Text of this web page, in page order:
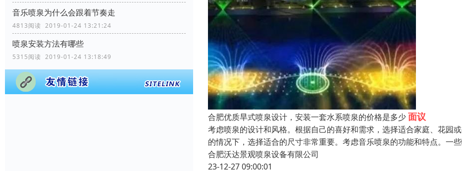
音乐喷泉为什么会跟着节奏走
4813阅读 2019-01-24 13:21:24
喷泉安装方法有哪些
5315阅读 2019-01-24 13:18:49
合肥优质旱式喷泉设计，安装一套水系喷泉的价格是多少面议
考虑喷泉的设计和风格。根据自己的喜好和需求，选择适合家庭、花园
的情况下，选择适合的尺寸非常重要。考虑音乐喷泉的功能和特点。一
合肥沃达景观喷泉设备有限公司
23-12-27 09:00:01